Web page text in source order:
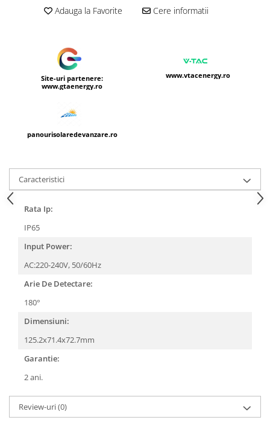
Adauga la Favorite Cere informatii
Site-uri partenere:
www.gtaenergy.ro
www.vtacenergy.ro
panourisolaredevanzare.ro
Caracteristici
Rata Ip:
IP65
Input Power:
AC:220-240V, 50/60Hz
Arie De Detectare:
180°
Dimensiuni:
125.2x71.4x72.7mm
Garantie:
2 ani.
Review-uri(0)